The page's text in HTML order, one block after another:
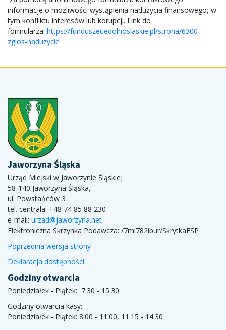
informacje o możliwości wystąpienia nadużycia finansowego, w
tym konfliktu interesów lub korupcji. Link do
formularza: https://funduszeuedolnoslaskie.pl/strona/6300-
zglos-naduzycie
Jaworzyna Śląska
Urząd Miejski w Jaworzynie Śląskiej
58-140 Jaworzyna Śląska,
ul. Powstańców 3
tel. centrala: +48 74 85 88 230
e-mail: urzad@jaworzyna.net
Elektroniczna Skrzynka Podawcza: /7mi782ibur/SkrytkaESP
Poprzednia wersja strony
Deklaracja dostępności
Godziny otwarcia
Poniedziałek - Piątek: 7.30 - 15.30
Godziny otwarcia kasy:
Poniedziałek - Piątek: 8.00 - 11.00, 11.15 - 14.30